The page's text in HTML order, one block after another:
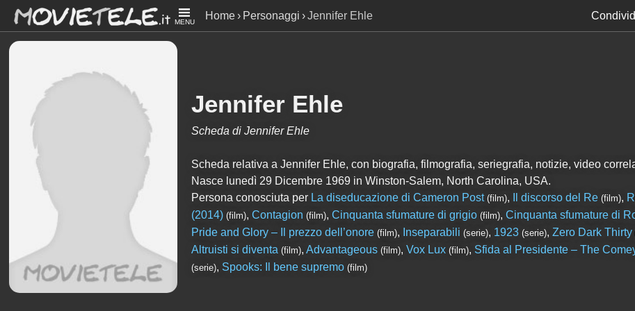
MENU
Home Personaggi Jennifer Ehle
Jennifer Ehle
Scheda di Jennifer Ehle
Scheda relativa a Jennifer Ehle, con biografia, filmografia, seriegrafia, notizie, video
Nasce lunedì 29 Dicembre 1969 in Winston-Salem, North Carolina, USA.
Persona conosciuta per La diseducazione di Cameron Post (film), Il discorso del Re (film),
(2014) (film), Contagion (film), Cinquanta sfumature di grigio (film), Cinquanta sfumature di
Pride and Glory – Il prezzo dell’onore (film), Inseparabili (serie), 1923 (serie), Zero Dark Thirty
Altruisti si diventa (film), Advantageous (film), Vox Lux (film), Sfida al Presidente – The
(serie), Spooks: Il bene supremo (film)